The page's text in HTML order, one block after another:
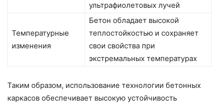
ультрафиолетовых лучей
Температурные
изменения
Бетон обладает высокой
теплостойкостью и сохраняет
свои свойства при
экстремальных температурах
Таким образом, использование технологии бетонных
каркасов обеспечивает высокую устойчивость